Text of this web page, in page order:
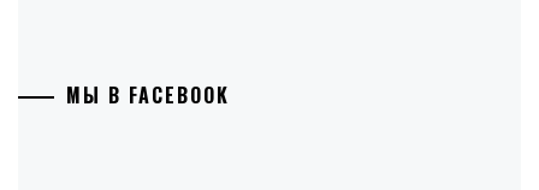
МЫ В FACEBOOK